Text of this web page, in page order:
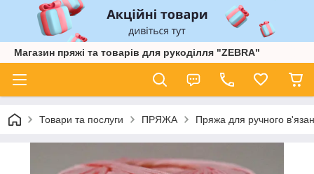
Магазин пряжі та товарів для рукоділля "ZEBRA"
Товари та послуги ПРЯЖА Пряжа для ручного